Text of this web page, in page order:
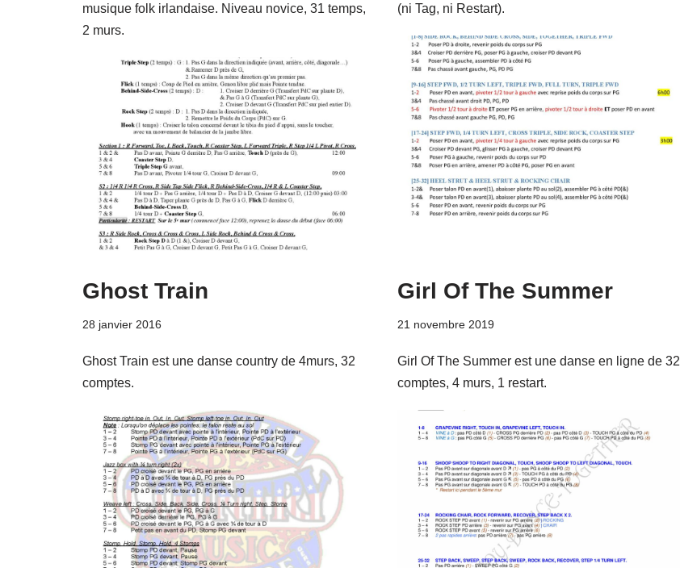
musique folk irlandaise. Niveau novice, 31 temps,
2 murs.
(ni Tag, ni Restart).
Ghost Train
28 janvier 2016
Ghost Train est une danse country de 4murs, 32
comptes.
Girl Of The Summer
21 novembre 2019
Girl Of The Summer est une danse en ligne de 32
comptes, 4 murs, 1 restart.